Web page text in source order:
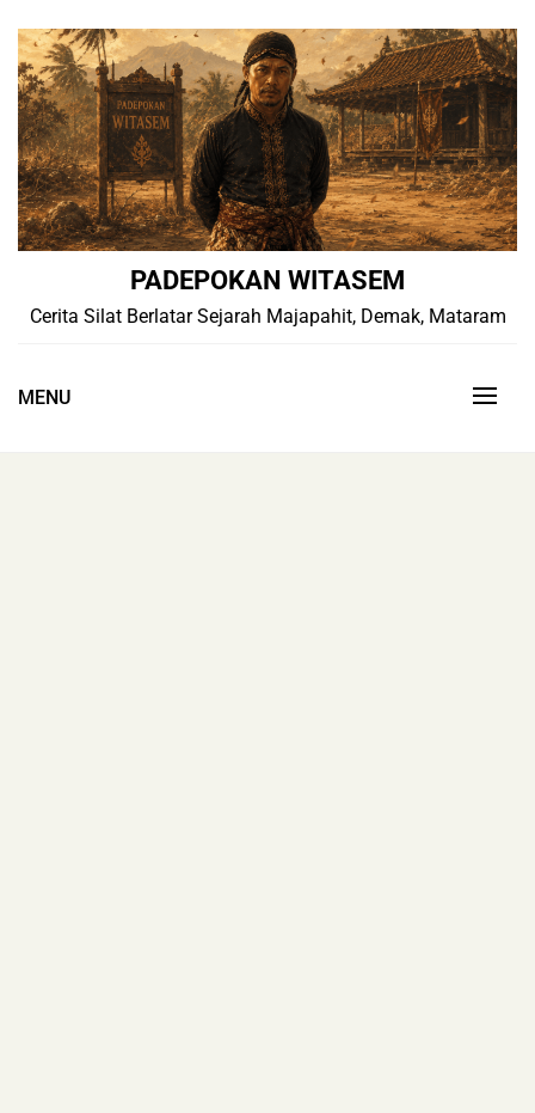
content
PADEPOKAN WITASEM
Cerita Silat Berlatar Sejarah Majapahit, Demak, Mataram
MENU